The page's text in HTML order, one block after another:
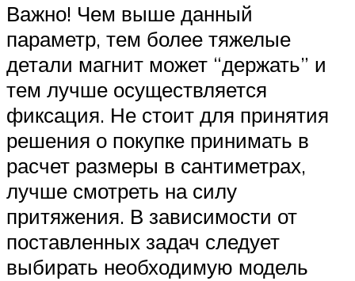
Важно! Чем выше данный
параметр, тем более тяжелые
детали магнит может “держать” и
тем лучше осуществляется
фиксация. Не стоит для принятия
решения о покупке принимать в
расчет размеры в сантиметрах,
лучше смотреть на силу
притяжения. В зависимости от
поставленных задач следует
выбирать необходимую модель